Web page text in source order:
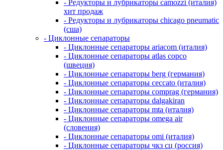
- Редукторы и лубрикаторы camozzi (италия)
хит продаж
- Редукторы и лубрикаторы chicago pneumatic
(сша)
- Циклонные сепараторы
- Циклонные сепараторы ariacom (италия)
- Циклонные сепараторы atlas copco
(швеция)
- Циклонные сепараторы berg (германия)
- Циклонные сепараторы ceccato (италия)
- Циклонные сепараторы comprag (германия)
- Циклонные сепараторы dalgakiran
- Циклонные сепараторы mta (италия)
- Циклонные сепараторы omega air
(словения)
- Циклонные сепараторы omi (италия)
- Циклонные сепараторы чкз сц (россия)